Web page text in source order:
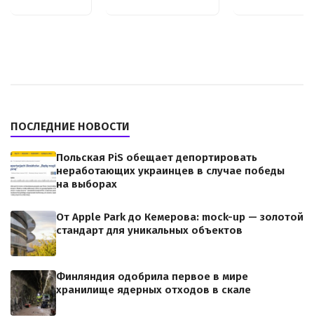
ПОСЛЕДНИЕ НОВОСТИ
Польская PiS обещает депортировать
неработающих украинцев в случае победы
на выборах
От Apple Park до Кемерова: mock-up — золотой
стандарт для уникальных объектов
Финляндия одобрила первое в мире
хранилище ядерных отходов в скале